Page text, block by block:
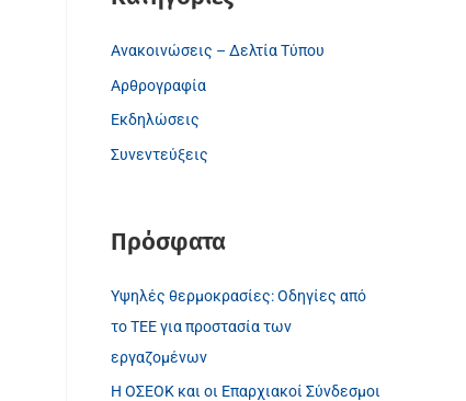
h
f
o
r
Ανακοινώσεις – Δελτία Τύπου
Αρθρογραφία
Εκδηλώσεις
Συνεντεύξεις
Πρόσφατα
Υψηλές θερμοκρασίες: Οδηγίες από
το ΤΕΕ για προστασία των
εργαζομένων
Η ΟΣΕΟΚ και οι Επαρχιακοί Σύνδεσμοι